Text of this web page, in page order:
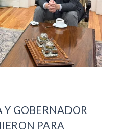
Y GOBERNADOR
PARA